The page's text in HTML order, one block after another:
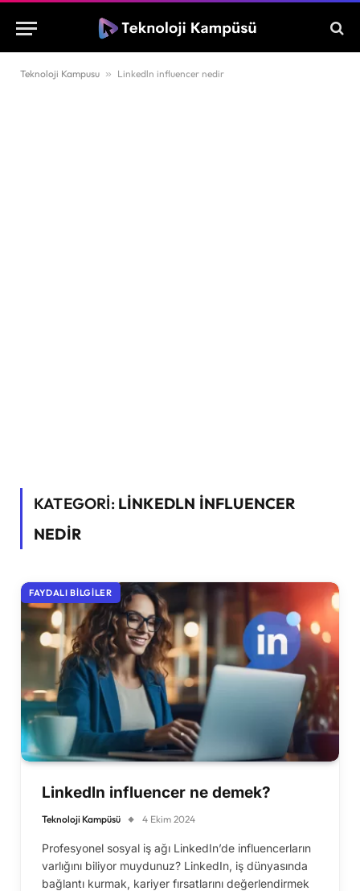
Teknoloji Kampusu » Linkedln influencer nedir
KATEGORİ: LINKEDLN INFLUENCER
NEDIR
FAYDALI BILGILER
Linkedln influencer ne demek?
Teknoloji Kampüsü 4 Ekim 2024
Profesyonel sosyal iş ağı LinkedIn’de influencerların
varlığını biliyor muydunuz? LinkedIn, iş dünyasında
bağlantı kurmak, kariyer fırsatlarını değerlendirmek